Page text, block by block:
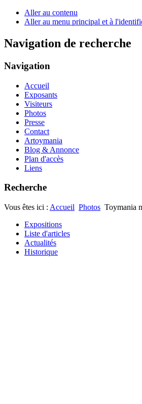
Aller au contenu
Aller au menu principal et à
Navigation de recherche
Navigation
Accueil
Exposants
Visiteurs
Photos
Presse
Contact
Artoymania
Blog & Annonce
Plan d'accès
Liens
Recherche
Vous êtes ici : Accueil Photos Toymania
Expositions
Liste d'articles
Actualités
Historique